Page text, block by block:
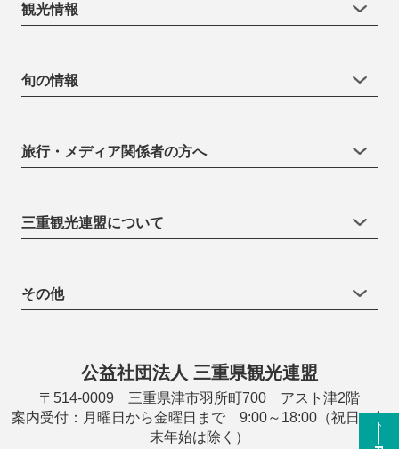
観光情報
旬の情報
旅行・メディア関係者の方へ
三重観光連盟について
その他
公益社団法人 三重県観光連盟
〒514-0009 三重県津市羽所町700 アスト津2階
案内受付：月曜日から金曜日まで 9:00～18:00（祝日・年
末年始は除く）